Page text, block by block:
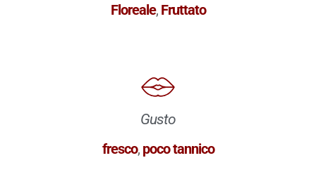
Floreale, Fruttato
Gusto
fresco, poco tannico